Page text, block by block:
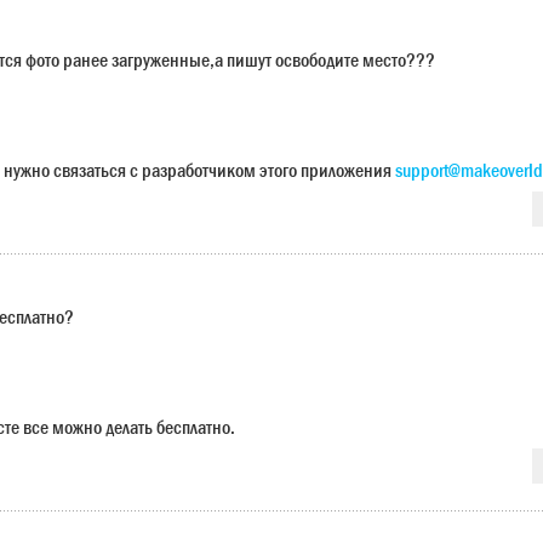
фото ранее загруженные,а пишут освободите место???
связаться с разработчиком этого приложения
все можно делать бесплатно.